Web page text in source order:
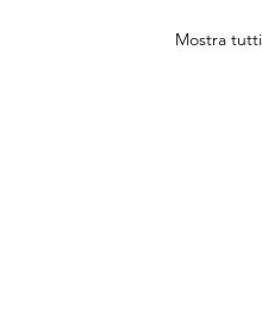
Mostra tutti